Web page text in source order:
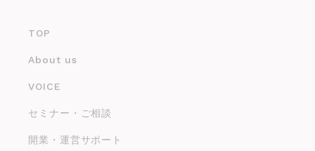
TOP
About us
VOICE
セミナー・ご相談
開業・運営サポート